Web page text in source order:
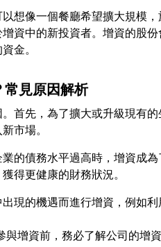
想像一個餐廳希望擴大規模
資中的新投資者。增資的股
常見原因解析
首先，為了擴大或升級現有
的債務水平過高時，增資成
現的機遇而進行增資，例如
增資前，務必了解公司的增